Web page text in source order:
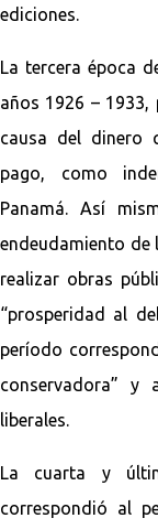
ediciones.
La tercera época
años 1926 –
causa del dinero
pago, como
Panamá. Así
endeudamiento de
realizar obras
“prosperidad al
período
conservadora” y
liberales.
La cuarta y
correspondió al